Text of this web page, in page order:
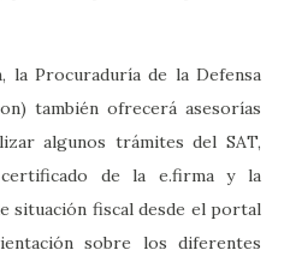
la Procuraduría de la Defensa
también ofrecerá asesorías
algunos trámites del SAT,
de la e.firma y la
situación fiscal desde el portal
sobre los diferentes